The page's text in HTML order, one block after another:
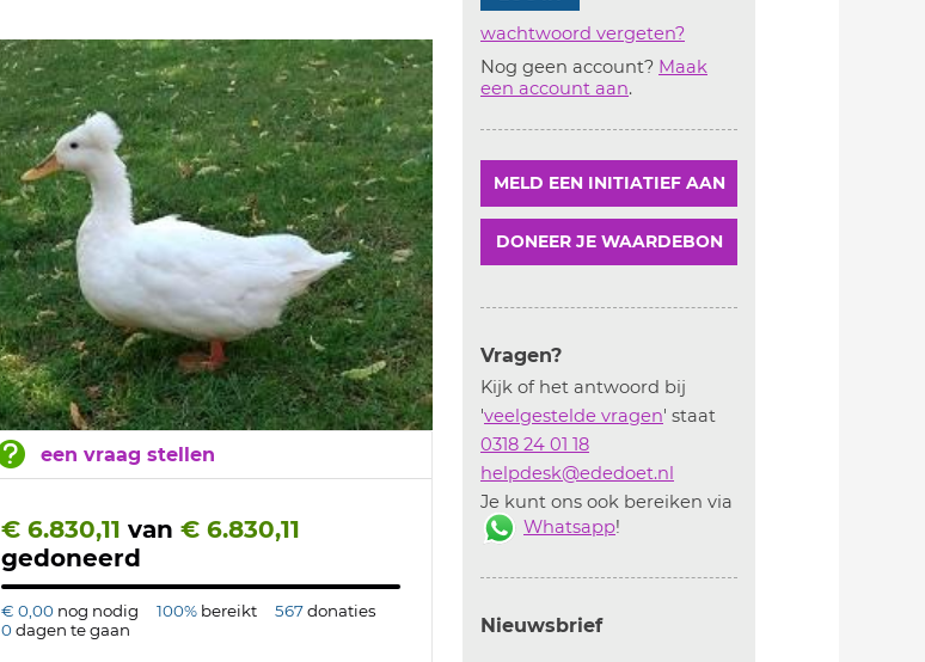
een vraag stellen
€ 6.830,11 van € 6.830,11
gedoneerd
€ 0,00 nog nodig 100% bereikt 567donaties
0dagen te gaan
wachtwoord vergeten?
Nog geen account? Maak
een account aan.
MELD EEN INITIATIEF AAN
DONEER JE WAARDEBON
Vragen?
Kijk of het antwoord bij
'veelgestelde vragen' staat
0318 24 01 18
helpdesk@ededoet.nl
Je kunt ons ook bereiken via
Whatsapp!
Nieuwsbrief